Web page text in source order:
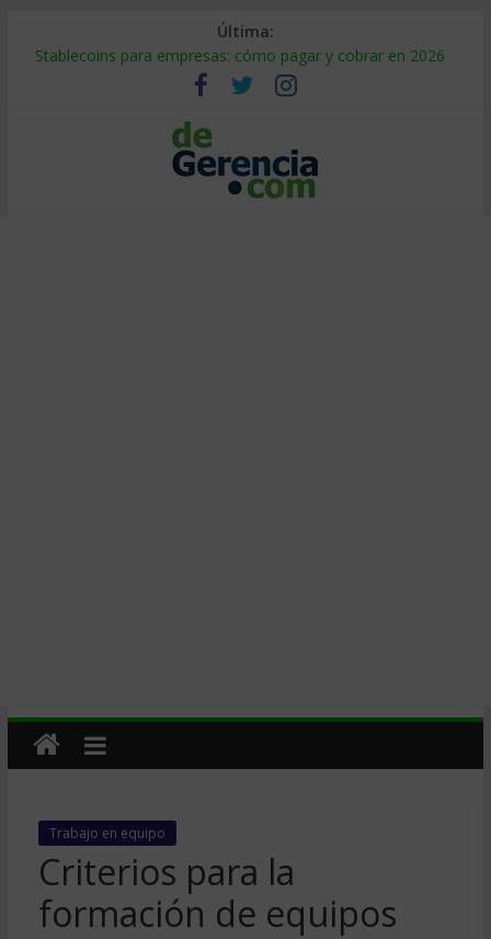
Última:
Stablecoins para empresas: cómo pagar y cobrar en 2026
Despido silencioso: qué es y por qué sale tan caro
IA en selección de personal: cómo auditarla a tiempo
Trabajo forzoso en la cadena de suministro: qué hacer
Mercado hispano de EE. UU.: cómo segmentarlo y venderle
Trabajo en equipo
Criterios para la
formación de equipos